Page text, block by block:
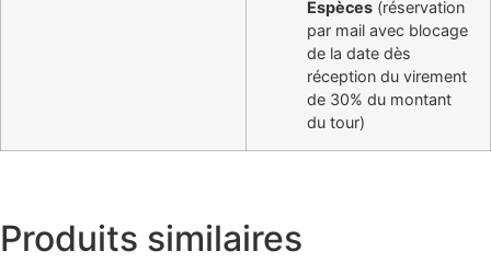
Espèces (réservation
par mail avec blocage
de la date dès
réception du virement
de 30% du montant
du tour)
Produits similaires